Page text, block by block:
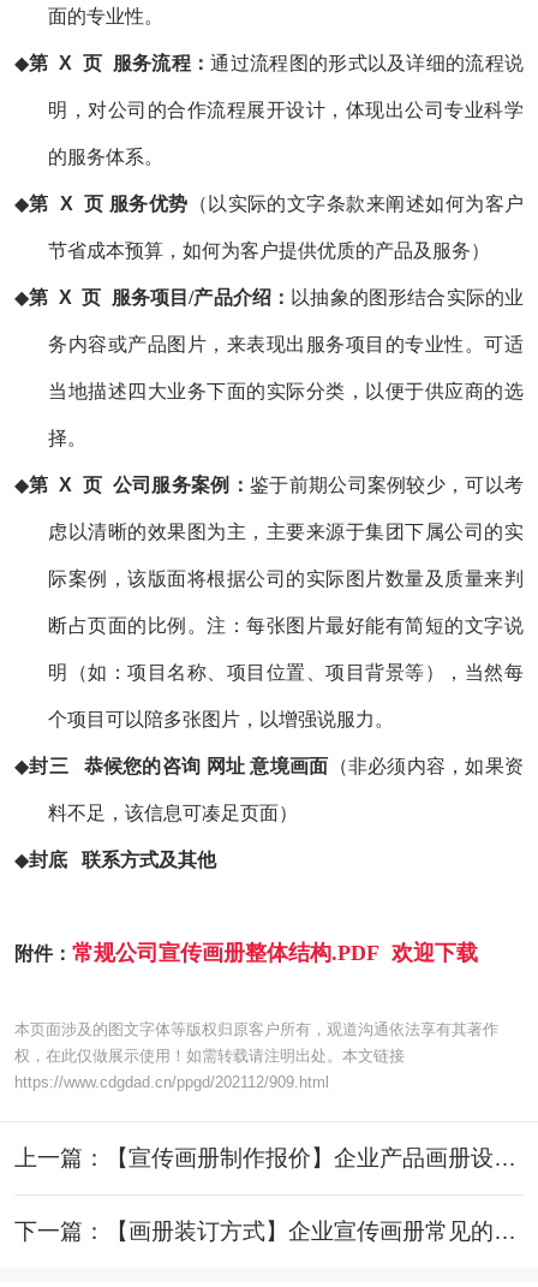
面的专业性。
◆第 X 页 服务流程：通过流程图的形式以及详细的流程说
明，对公司的合作流程展开设计，体现出公司专业科学
的服务体系。
◆第 X 页 服务优势 （以实际的文字条款来阐述如何为客户
节省成本预算，如何为客户提供优质的产品及服务）
◆第 X 页 服务项目/产品介绍： 以抽象的图形结合实际的业
务内容或产品图片，来表现出服务项目的专业性。可适
当地描述四大业务下面的实际分类，以便于供应商的选
择。
◆第 X 页 公司服务案例： 鉴于前期公司案例较少，可以考
虑以清晰的效果图为主，主要来源于集团下属公司的实
际案例，该版面将根据公司的实际图片数量及质量来判
断占页面的比例。注：每张图片最好能有简短的文字说
明（如：项目名称、项目位置、项目背景等），当然每
个项目可以陪多张图片，以增强说服力。
◆封三 恭候您的咨询 网址 意境画面 （非必须内容，如果资
料不足，该信息可凑足页面）
◆封底 联系方式及其他
附件： 常规公司宣传画册整体结构.PDF 欢迎下载
本页面涉及的图文字体等版权归原客户所有，观道沟通依法享有其著作
权，在此仅做展示使用！如需转载请注明出处。本文链接
https://www.cdgdad.cn/ppgd/202112/909.html
上一篇：【宣传画册制作报价】企业产品画册设计制作费用是怎么计算的？
下一篇：【画册装订方式】企业宣传画册常见的装订方式都有哪些？